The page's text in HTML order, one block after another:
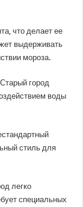
что делает ее
выдерживать
мороза.
город
воды
стиль для
легко
специальных